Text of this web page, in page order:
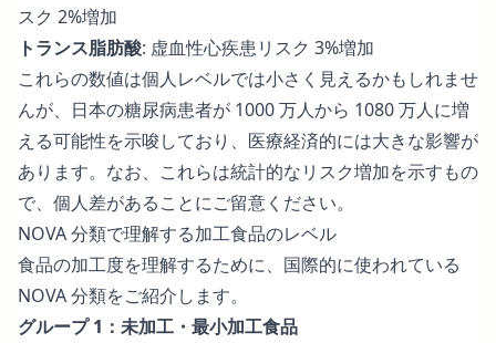
スク 2%増加
トランス脂肪酸: 虚血性心疾患リスク 3%増加
これらの数値は個人レベルでは小さく見えるかもしれませ
んが、日本の糖尿病患者が 1000 万人から 1080 万人に増
える可能性を示唆しており、医療経済的には大きな影響が
あります。なお、これらは統計的なリスク増加を示すもの
で、個人差があることにご留意ください。
NOVA 分類で理解する加工食品のレベル
食品の加工度を理解するために、国際的に使われている
NOVA 分類をご紹介します。
グループ 1：未加工・最小加工食品